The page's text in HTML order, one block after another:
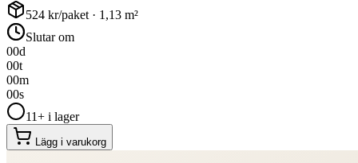
524 kr/paket · 1,13 m²
Slutar om
00d
00t
00m
00s
11+ i lager
Lägg i varukorg